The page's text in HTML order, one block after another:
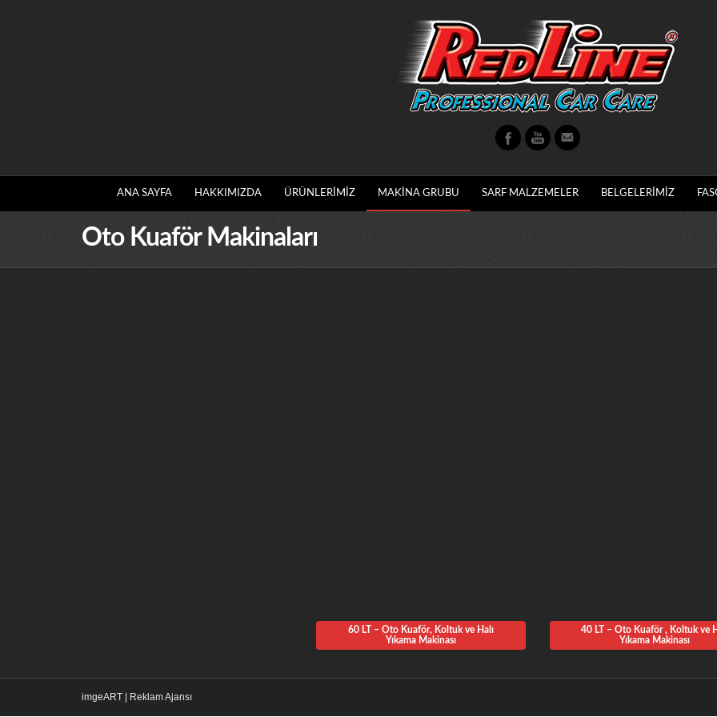
ANA SAYFA HAKKIMIZDA ÜRÜNLERİMİZ MAKİNA GRUBU SARF MALZEMELER BELGELERİMİZ
Oto Kuaför Makinaları
60 LT – Oto Kuaför, Koltuk ve Halı
Yıkama Makinası
40 LT – Oto Kuaför , Koltuk ve
Yıkama Makinası
imgeART | Reklam Ajansı